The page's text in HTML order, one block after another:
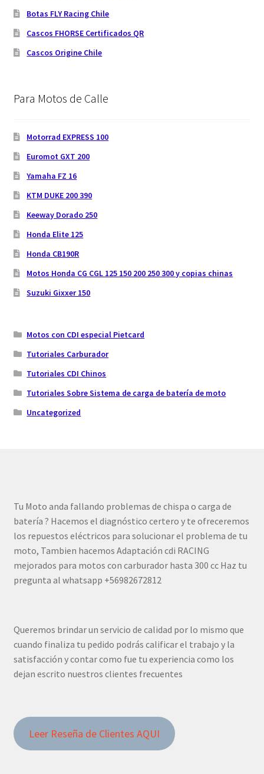
Botas FLY Racing Chile
Cascos FHORSE Certificados QR
Cascos Origine Chile
Para Motos de Calle
Motorrad EXPRESS 100
Euromot GXT 200
Yamaha FZ 16
KTM DUKE 200 390
Keeway Dorado 250
Honda Elite 125
Honda CB190R
Motos Honda CG CGL 125 150 200 250 300 y copias chinas
Suzuki Gixxer 150
Motos con CDI especial Pietcard
Tutoriales Carburador
Tutoriales CDI Chinos
Tutoriales Sobre Sistema de carga de batería de moto
Uncategorized
Tu Moto anda fallando problemas de chispa o carga de
batería ? Hacemos el diagnóstico certero y te ofreceremos
los repuestos eléctricos para solucionar el problema de tu
moto, Tambien hacemos Adaptación cdi RACING
mejorados para motos con carburador hasta 300 cc Haz tu
pregunta al whatsapp +56982672812
Queremos brindar un servicio de calidad por lo mismo que
cuando finaliza tu pedido podrás calificar el trabajo y la
satisfacción y contar como fue tu experiencia como los
dejan escrito nuestros clientes frecuentes
Leer Reseña de Clientes AQUI